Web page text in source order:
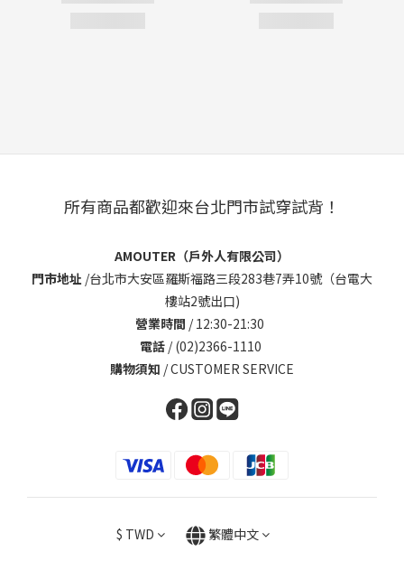
所有商品都歡迎來台北門市試穿試背！
AMOUTER（戶外人有限公司）
門市地址 /台北市大安區羅斯福路三段283巷7弄10號（台電大
樓站2號出口)
營業時間 / 12:30-21:30
電話 / (02)2366-1110
購物須知 /CUSTOMER SERVICE
$ TWD 繁體中文